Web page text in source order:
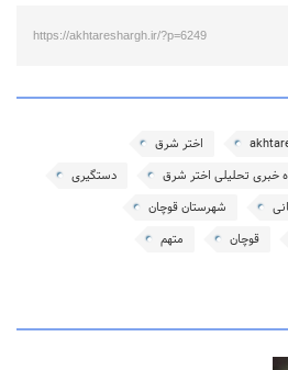
https://akhtareshargh.ir/?p=6249
اختر شرق
خبری تحلیلی اختر شرق
دستگیری
شهرستان قوچان
قوچان
متهم